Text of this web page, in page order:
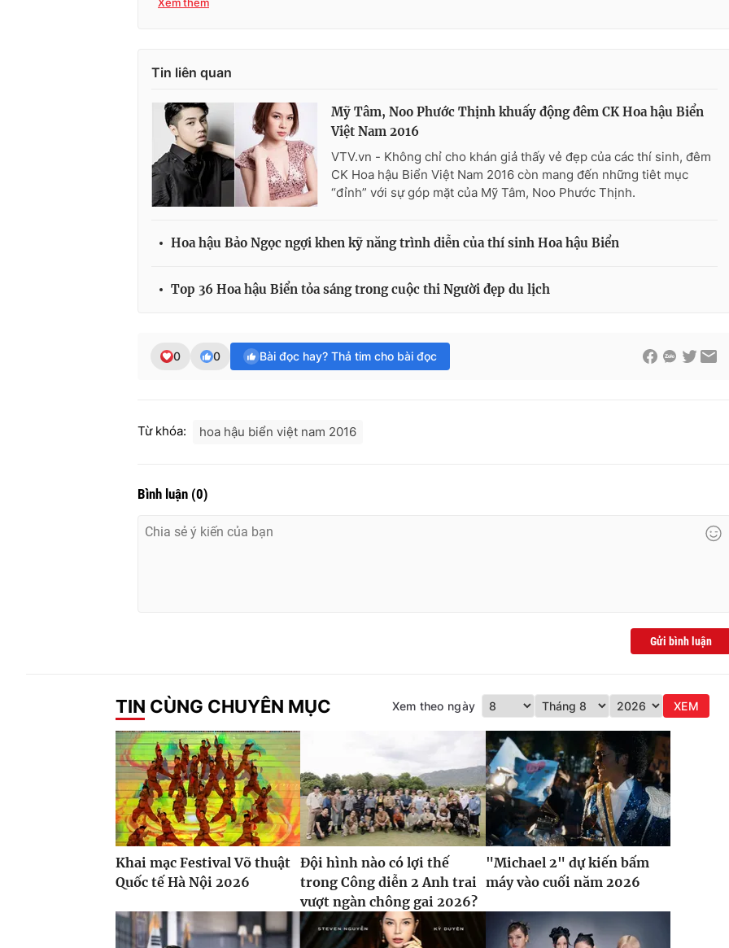
Tin liên quan
Mỹ Tâm, Noo Phước Thịnh khuấy động đêm CK Hoa hậu Biển
Việt Nam 2016
VTV.vn - Không chỉ cho khán giả thấy vẻ đẹp của các thí sinh, đêm
CK Hoa hậu Biển Việt Nam 2016 còn mang đến những tiêt mục
“đỉnh” với sự góp mặt của Mỹ Tâm, Noo Phước Thịnh.
Hoa hậu Bảo Ngọc ngợi khen kỹ năng trình diễn của thí sinh Hoa hậu Biển
Top 36 Hoa hậu Biển tỏa sáng trong cuộc thi Người đẹp du lịch
0 0 Bài đọc hay? Thả tim cho bài đọc
Từ khóa: hoa hậu biển việt nam 2016
Bình luận (0)
Gửi bình luận
TIN CÙNG CHUYÊN MỤC Xem theo ngày XEM
Khai mạc Festival Võ thuật
Quốc tế Hà Nội 2026
Đội hình nào có lợi thế
trong Công diễn 2 Anh trai
vượt ngàn chông gai 2026?
"Michael 2" dự kiến bấm
máy vào cuối năm 2026